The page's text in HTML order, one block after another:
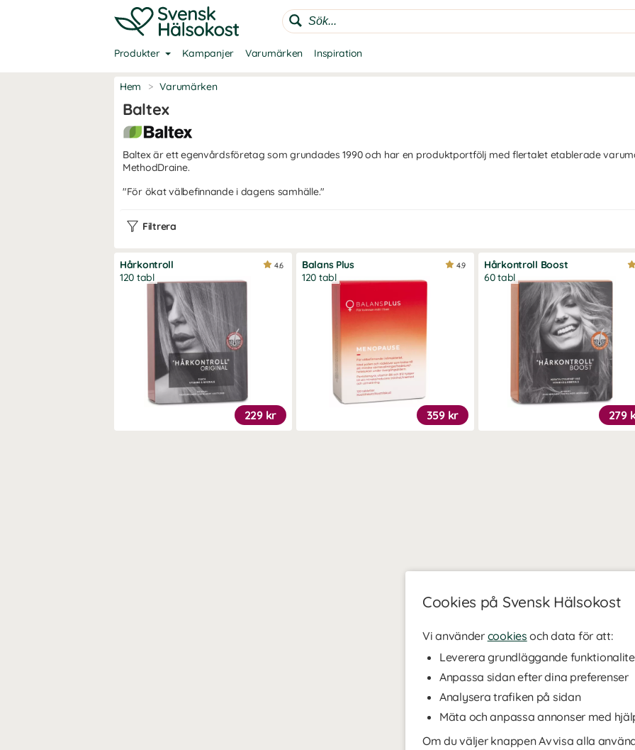
Cookies på Svensk Hälsokost
Vi använder cookies och data för att:
Leverera grundläggande
Anpassa sidan efter dina preferenser
Analysera trafiken på sidan
Mäta och anpassa annonser med
Om du väljer knappen Avvisa alla
Produkter Kampanjer Varumärken Inspiration
Hem > Varumärken
Baltex
Baltex är ett egenvårdsföretag som grundades 1990 och har en produktportfölj med flertalet etablerade
MethodDraine.
"För ökat välbefinnande i dagens samhälle."
Filtrera
Hårkontroll
120 tabl
229 kr
4.6
Balans Plus
120 tabl
359 kr
4.9
Hårkontroll Boost
60 tabl
279